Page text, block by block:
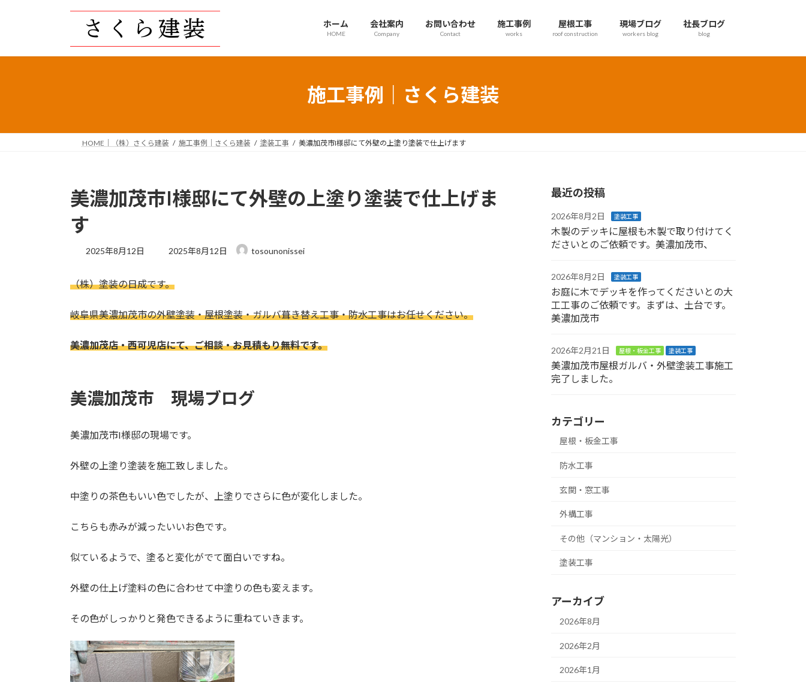
プ
動
ホーム
HOME
会社案内
Company
お問い合わせ
Contact
施工事例
works
屋根工事
roof construction
現場ブログ
workers blog
社長ブログ
blog
施工事例｜さくら建装
HOME｜（株）さくら建装 施工事例｜さくら建装 塗装工事 美濃加茂市I様邸にて外壁の上塗り塗装で仕上げます
美濃加茂市I様邸にて外壁の上塗り塗装で仕上げま
す
2025年8月12日
最
新
時
:
2025年8月12日 tosounonissei
（株）塗装の日成です。
岐阜県美濃加茂市の外壁塗装・屋根塗装・ガルバ葺き替え工事・防水工事はお任せください。
美濃加茂店・西可児店にて、ご相談・お見積もり無料です。
美濃加茂市 現場ブログ
美濃加茂市I様邸の現場です。
外壁の上塗り塗装を施工致しました。
中塗りの茶色もいい色でしたが、上塗りでさらに色が変化しました。
こちらも赤みが減ったいいお色です。
似ているようで、塗ると変化がでて面白いですね。
外壁の仕上げ塗料の色に合わせて中塗りの色も変えます。
その色がしっかりと発色できるように重ねていきます。
最近の投稿
2026年8月2日 塗装工事
木製のデッキに屋根も木製で取り付けてく
ださいとのご依頼です。美濃加茂市、
2026年8月2日 塗装工事
お庭に木でデッキを作ってくださいとの大
工工事のご依頼です。まずは、土台です。
美濃加茂市
2026年2月21日 屋根・板金工事 塗装工事
美濃加茂市屋根ガルバ・外壁塗装工事施工
完了しました。
カテゴリー
屋根・板金工事
防水工事
玄関・窓工事
外構工事
その他（マンション・太陽光）
塗装工事
アーカイブ
2026年8月
2026年2月
2026年1月